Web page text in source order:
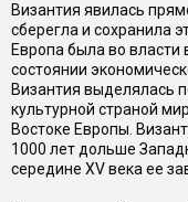
Византия явилась
сберегла и сохранила
Европа была во власти
состоянии
Византия выделялась
культурной страной
Востоке Европы.
1000 лет дольше
середине XV века ее